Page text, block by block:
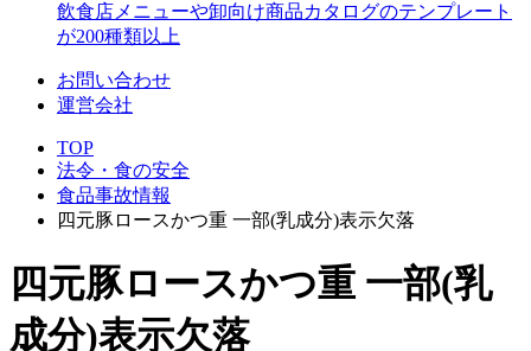
飲食店メニューや卸向け商品カタログのテンプレート
が200種類以上
お問い合わせ
運営会社
TOP
法令・食の安全
食品事故情報
四元豚ロースかつ重 一部(乳成分)表示欠落
四元豚ロースかつ重 一部(乳
成分)表示欠落